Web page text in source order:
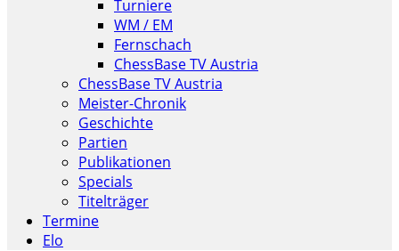
Turniere
WM / EM
Fernschach
ChessBase TV Austria
ChessBase TV Austria
Meister-Chronik
Geschichte
Partien
Publikationen
Specials
Titelträger
Termine
Elo